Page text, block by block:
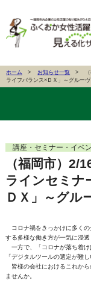
ホーム お知らせ一覧
ライフバランス×ＤＸ」～グルー
講座・セミナー・イベ
（福岡市）
ラインセミ
ＤＸ」～グル
コロナ禍をきっかけに多くの
する多様な働き方が一気に浸透
一方で、「コロナが落ち着け
「デジタルツールの選定が難
皆様の会社におけるこれから
ませんか。